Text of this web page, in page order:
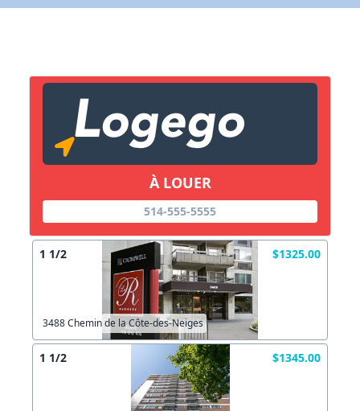
À LOUER
514-555-5555
1 1/2 $1325.00
3488 Chemin de la Côte-des-Neiges
1 1/2 $1345.00
Copier lien
X Fermer Envoyez